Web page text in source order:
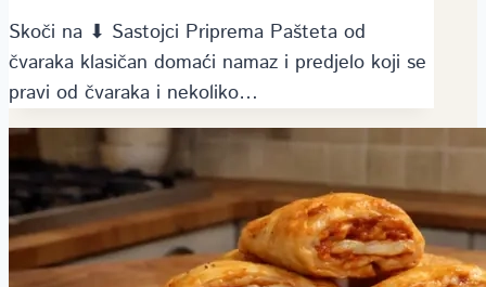
Skoči na ⬇ Sastojci Priprema Pašteta od
čvaraka klasičan domaći namaz i predjelo koji se
pravi od čvaraka i nekoliko…